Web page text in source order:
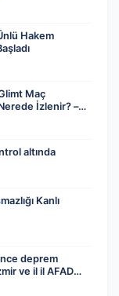
Hakem
Maç
İzlenir? –
altında
Kanlı
deprem
ve il il AFAD